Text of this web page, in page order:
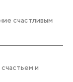
счастливым
и